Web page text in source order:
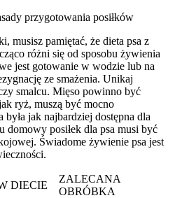
przygotowania posiłków
musisz pamiętać, że dieta psa z
różni się od sposobu żywienia
jest gotowanie w wodzie lub na
ze smażenia. Unikaj
smalcu. Mięso powinno być
ryż, muszą być mocno
jak najbardziej dostępna dla
domowy posiłek dla psa musi być
Świadome żywienie psa jest
DIECIE
ZALECANA
OBRÓBKA